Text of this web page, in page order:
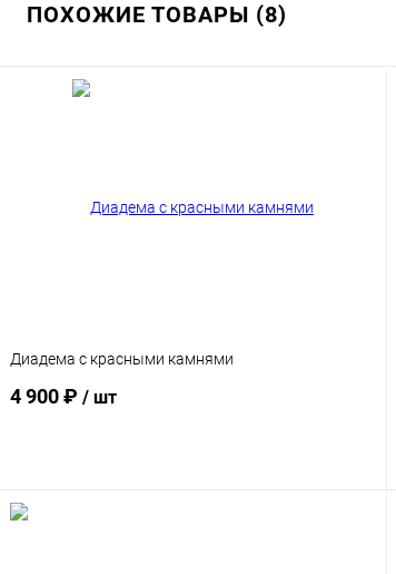
ПОХОЖИЕ ТОВАРЫ (8)
Диадема с красными камнями
4 900 ₽ / шт
Подписаться